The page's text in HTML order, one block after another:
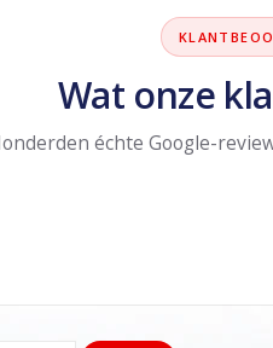
Wat onze
échte Google-